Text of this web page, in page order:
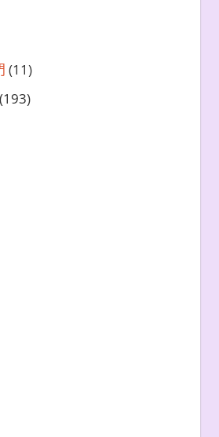
(11)
(193)